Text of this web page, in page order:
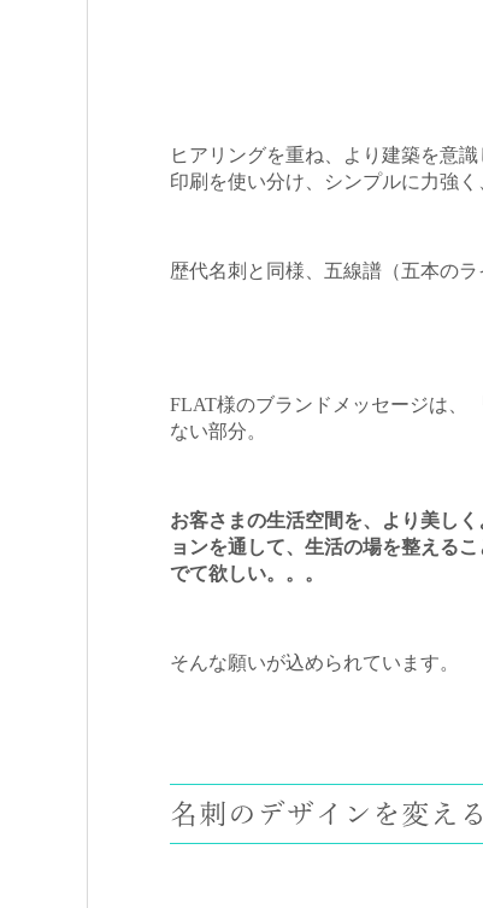
ヒアリングを重ね、より建築を意
印刷を使い分け、シンプルに力強く
歴代名刺と同様、五線譜（五本のラ
FLAT様のブランドメッセージは、
ない部分。
お客さまの生活空間を、より美し
ョンを通して、生活の場を整える
でて欲しい。。。
そんな願いが込められています。
名刺のデザインを変え